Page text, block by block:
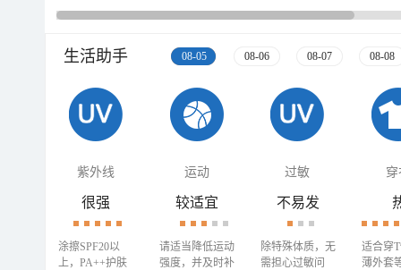
生活助手 08-05 08-06 08-07 08-08
紫外线 运动 过敏 穿
很强
涂擦SPF20以
上，PA++护肤
较适宜
请适当降低运动
强度，并及时补
不易发
除特殊体质，无
需担心过敏问
适合穿
薄外套